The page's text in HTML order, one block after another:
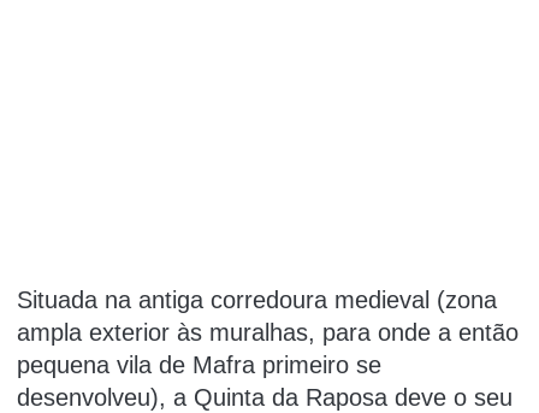
Situada na antiga corredoura medieval (zona
ampla exterior às muralhas, para onde a então
pequena vila de Mafra primeiro se
desenvolveu), a Quinta da Raposa deve o seu